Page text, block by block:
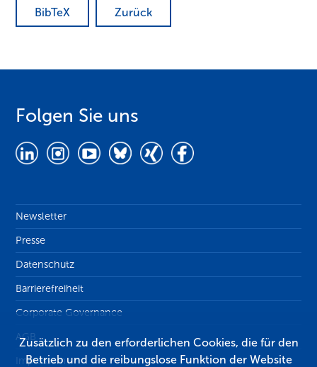
BibTeX Zurück
Folgen Sie uns
Newsletter
Presse
Datenschutz
Barrierefreiheit
Corporate Governance
AGB
Impressum
Zusätzlich zu den erforderlichen Cookies, die für den
Betrieb und die reibungslose Funktion der Website